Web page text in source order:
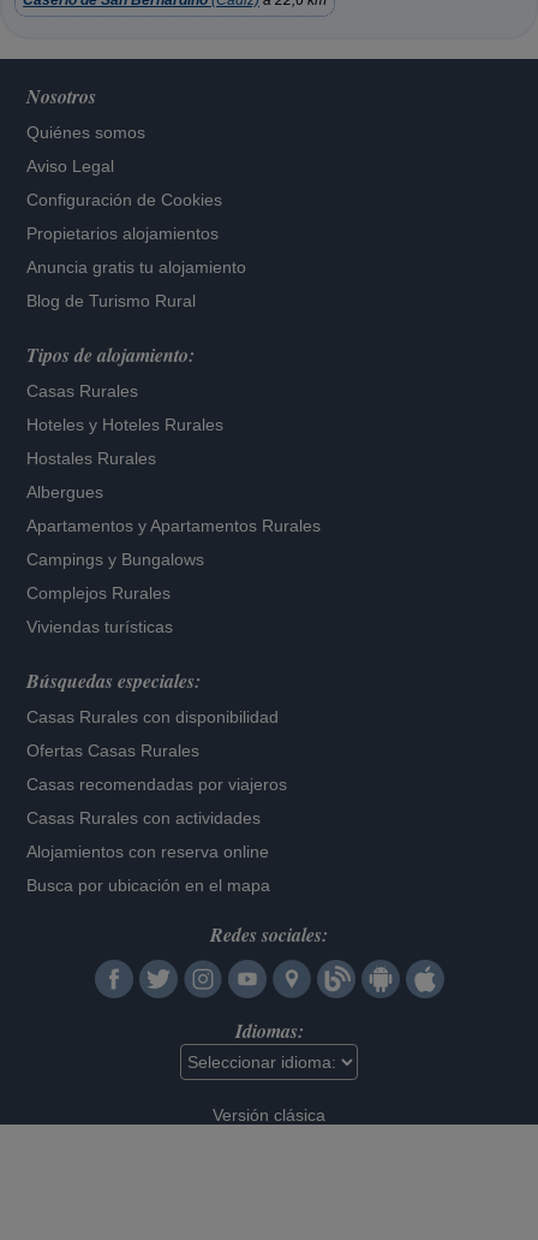
Nosotros
Quiénes somos
Aviso Legal
Configuración de Cookies
Propietarios alojamientos
Anuncia gratis tu alojamiento
Blog de Turismo Rural
Tipos de alojamiento:
Casas Rurales
Hoteles y Hoteles Rurales
Hostales Rurales
Albergues
Apartamentos yApartamentos Rurales
Campings y Bungalows
Complejos Rurales
Viviendas turísticas
Búsquedas especiales:
Casas Rurales con disponibilidad
Ofertas Casas Rurales
Casas recomendadas por viajeros
Casas Rurales con actividades
Alojamientos con reserva online
Busca por ubicación en el mapa
Redes sociales:
Idiomas:
Versión clásica